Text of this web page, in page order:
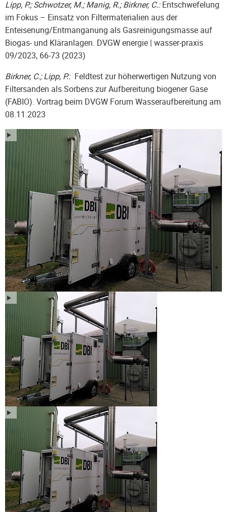
Lipp, P.; Schwotzer, M.; Manig, R.; Birkner, C.:Entschwefelung
im Fokus – Einsatz von Filtermaterialien aus der
Enteisenung/Entmanganung als Gasreinigungsmasse auf
Biogas- und Kläranlagen. DVGW energie | wasser-praxis
09/2023, 66-73 (2023)
Birkner, C.; Lipp, P.:Feldtest zur höherwertigen Nutzung von
Filtersanden als Sorbens zur Aufbereitung biogener Gase
(FABIO). Vortrag beim DVGW Forum Wasseraufbereitung am
08.11.2023